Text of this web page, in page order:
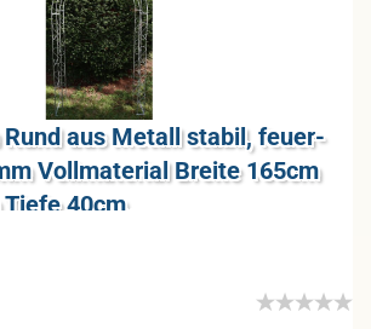
Rund aus Me­tall sta­bil, feu­er­
Voll­ma­te­ri­al Brei­te 165cm
40cm,